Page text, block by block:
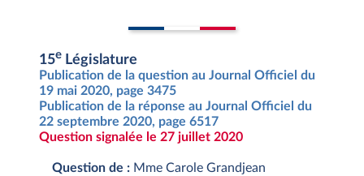
15e Législature
Publication de la question au Journal Officiel du
19 mai 2020, page 3475
Publication de la réponse au Journal Officiel du
22 septembre 2020, page 6517
Question signalée le 27 juillet 2020
Question de : Mme Carole Grandjean